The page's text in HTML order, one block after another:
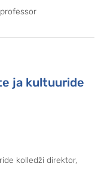
ja kultuuride
kolledži direktor,